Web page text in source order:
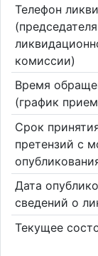
Телефон
(председателя
комиссии)
Время
(график
Срок
претензий с
Дата
сведений о
Текущее